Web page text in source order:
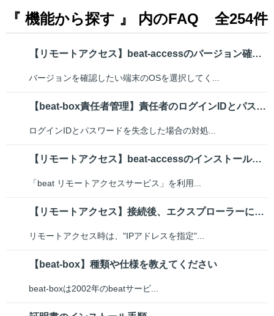
『 機能から探す 』 内のFAQ 全254件
【リモートアクセス】beat-accessのバージョン確認と最新バージョン...
バージョンを確認したい端末のOSを選択してく...
【beat-box責任者管理】責任者のログインIDとパスワードがわかりません
ログインIDとパスワードを失念した場合の対処...
【リモートアクセス】beat-accessのインストール手順
「beat リモートアクセスサービス」を利用...
【リモートアクセス】接続後、エクスプローラーに社内のファイルサーバーが表示...
リモートアクセス時は、"IPアドレスを指定"...
【beat-box】種類や仕様を教えてください
beat-boxは2002年のbeatサービ...